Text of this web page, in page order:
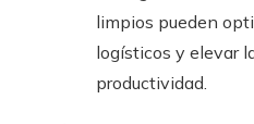
limpios pueden
logísticos y elevar
productividad.